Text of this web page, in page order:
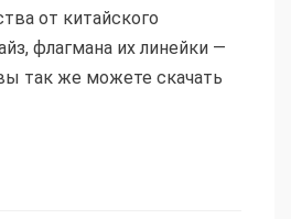
от китайского
флагмана их линейки —
так же можете скачать